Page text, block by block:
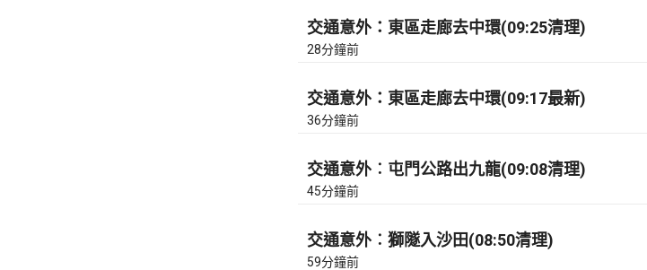
交通意外：東區走廊去中環(09:25清理)
28分鐘前
交通意外：東區走廊去中環(09:17最新)
36分鐘前
交通意外︰屯門公路出九龍(09:08清理)
45分鐘前
交通意外︰獅隧入沙田(08:50清理)
59分鐘前